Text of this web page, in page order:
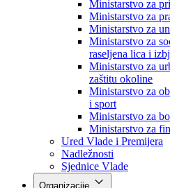
Članovi Vlade
Ministarstva
Ministarstvo za
Ministarstvo za
Ministarstvo za
Ministarstvo za
raseljena lica i
Ministarstvo za
zaštitu okoline
Ministarstvo za
i sport
Ministarstvo za
Ministarstvo za
Ured Vlade i Premijera